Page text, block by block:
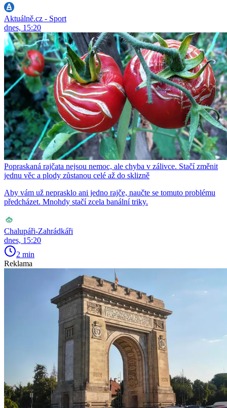
Aktuálně.cz - Sport
dnes, 15:20
Popraskaná rajčata nejsou nemoc, ale chyba v zálivce. Stačí změnit
jednu věc a plody zůstanou celé až do sklizně
Aby vám už neprasklo ani jedno rajče, naučte se tomuto problému
předcházet. Mnohdy stačí zcela banální triky.
Chalupáři-Zahrádkáři
dnes, 15:20
2 min
Reklama